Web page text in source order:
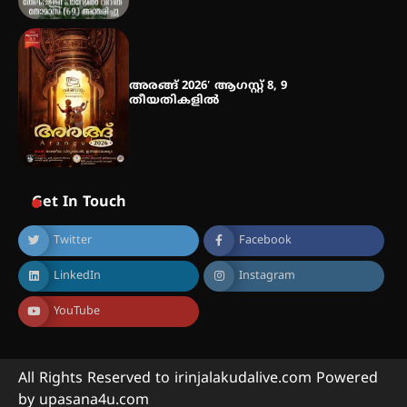
അരങ്ങ് 2026′ ആഗസ്റ്റ് 8, 9
തീയതികളിൽ
Get In Touch
Twitter Facebook
LinkedIn Instagram
YouTube
All Rights Reserved to irinjalakudalive.com Powered
by upasana4u.com